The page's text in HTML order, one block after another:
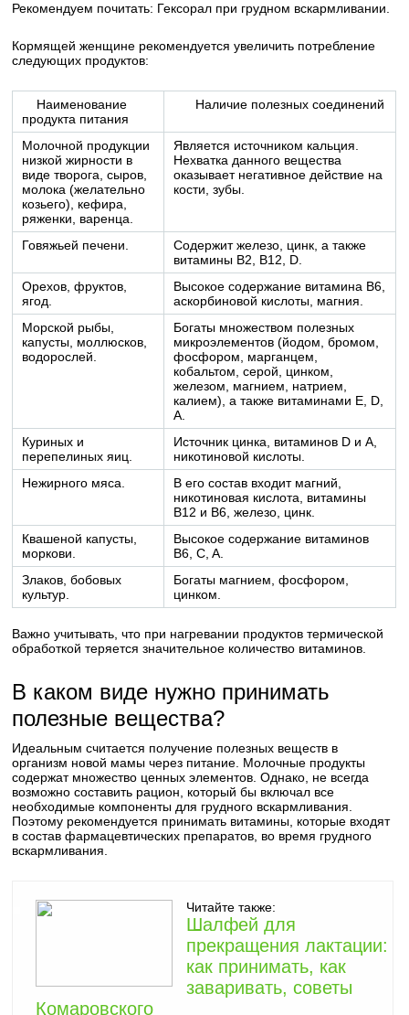
Рекомендуем почитать: Гексорал при грудном вскармливании.
Кормящей женщине рекомендуется увеличить потребление
следующих продуктов:
Наименование
продукта питания
Наличие полезных соединений
Молочной продукции
низкой жирности в
виде творога, сыров,
молока (желательно
козьего), кефира,
ряженки, варенца.
Является источником кальция.
Нехватка данного вещества
оказывает негативное действие на
кости, зубы.
Говяжьей печени.
Содержит железо, цинк, а также
витамины B2, B12, D.
Орехов, фруктов,
ягод.
Высокое содержание витамина B6,
аскорбиновой кислоты, магния.
Морской рыбы,
капусты, моллюсков,
водорослей.
Богаты множеством полезных
микроэлементов (йодом, бромом,
фосфором, марганцем,
кобальтом, серой, цинком,
железом, магнием, натрием,
калием), а также витаминами E, D,
A.
Куриных и
перепелиных яиц.
Источник цинка, витаминов D и A,
никотиновой кислоты.
Нежирного мяса.
В его состав входит магний,
никотиновая кислота, витамины
B12 и B6, железо, цинк.
Квашеной капусты,
моркови.
Высокое содержание витаминов
B6, C, A.
Злаков, бобовых
культур.
Богаты магнием, фосфором,
цинком.
Важно учитывать, что при нагревании продуктов термической
обработкой теряется значительное количество витаминов.
В каком виде нужно принимать
полезные вещества?
Идеальным считается получение полезных веществ в
организм новой мамы через питание. Молочные продукты
содержат множество ценных элементов. Однако, не всегда
возможно составить рацион, который бы включал все
необходимые компоненты для грудного вскармливания.
Поэтому рекомендуется принимать витамины, которые входят
в состав фармацевтических препаратов, во время грудного
вскармливания.
Читайте также:
Шалфей для
прекращения лактации:
как принимать, как
заваривать, советы
Комаровского